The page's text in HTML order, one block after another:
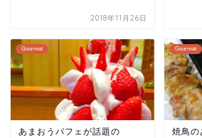
2018年11月26日
Gourmet
あまおうパフェが話題の
Gourmet
焼鳥の